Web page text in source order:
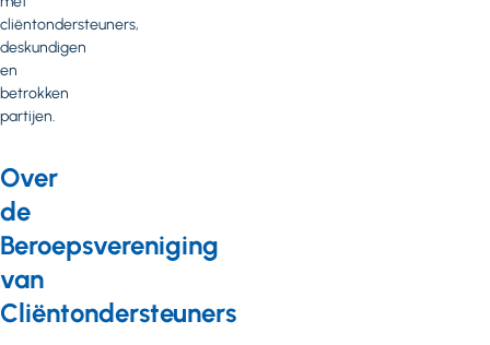
cliëntondersteuners,
deskundigen
en
betrokken
partijen.
Over
de
Beroepsvereniging
van
Cliëntondersteuners